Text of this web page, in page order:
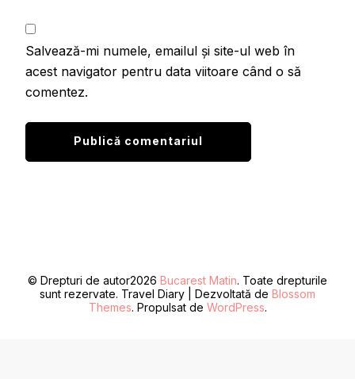
Salvează-mi numele, emailul și site-ul web în
acest navigator pentru data viitoare când o să
comentez.
© Drepturi de autor2026 Bucarest Matin. Toate drepturile
sunt rezervate. Travel Diary | Dezvoltată de Blossom
Themes. Propulsat de WordPress.